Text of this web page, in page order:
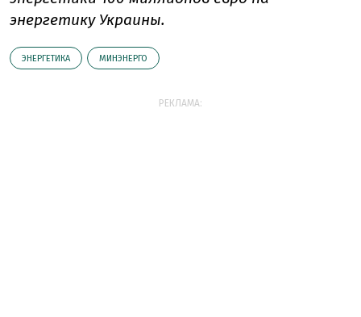
энергетику Украины.
ЭНЕРГЕТИКА МИНЭНЕРГО
РЕКЛАМА: